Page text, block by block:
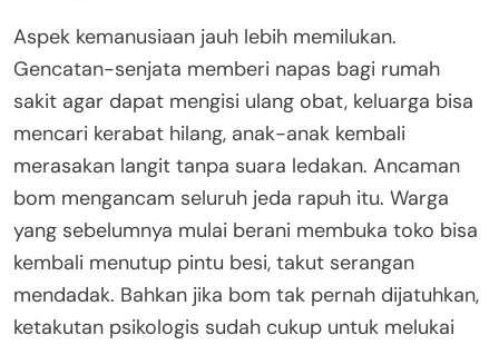
Aspek kemanusiaan jauh lebih memilukan.
Gencatan-senjata memberi napas bagi rumah
sakit agar dapat mengisi ulang obat, keluarga bisa
mencari kerabat hilang, anak-anak kembali
merasakan langit tanpa suara ledakan. Ancaman
bom mengancam seluruh jeda rapuh itu. Warga
yang sebelumnya mulai berani membuka toko bisa
kembali menutup pintu besi, takut serangan
mendadak. Bahkan jika bom tak pernah dijatuhkan,
ketakutan psikologis sudah cukup untuk melukai